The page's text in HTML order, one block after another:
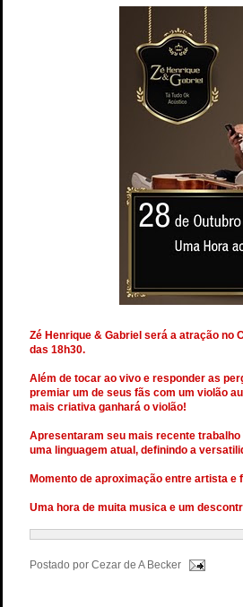
Zé Henrique & Gabriel será a atração no
das 18h30.
Além de tocar ao vivo e responder as
premiar um de seus fãs com um violão
mais criativa ganhará o violão!
Apresentaram seu mais recente trabalho
uma linguagem atual, definindo a
Momento de aproximação entre artista
Uma hora de muita musica e um
Postado por Cezar de A Becker